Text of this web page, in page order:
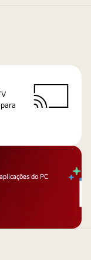
do PC